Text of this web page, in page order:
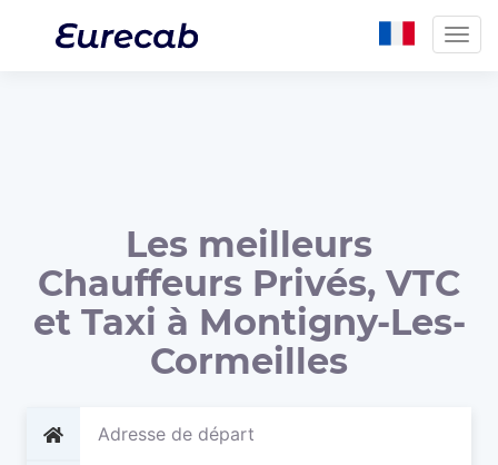
Les meilleurs
Chauffeurs Privés, VTC
et Taxi à Montigny-Les-
Cormeilles